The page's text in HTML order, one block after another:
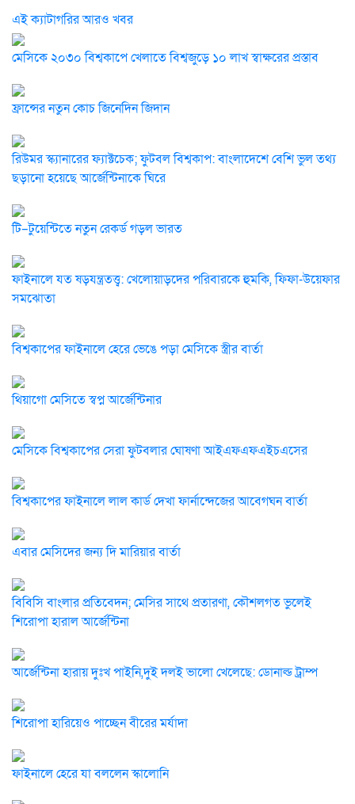
এই ক্যাটাগরির আরও খবর
মেসিকে ২০৩০ বিশ্বকাপে খেলাতে বিশ্বজুড়ে ১০ লাখ স্বাক্ষরের প্রস্তাব
ফ্রান্সের নতুন কোচ জিনেদিন জিদান
রিউমর স্ক্যানারের ফ্যাক্টচেক; ফুটবল বিশ্বকাপ: বাংলাদেশে বেশি ভুল তথ্য
ছড়ানো হয়েছে আর্জেন্টিনাকে ঘিরে
টি–টুয়েন্টিতে নতুন রেকর্ড গড়ল ভারত
ফাইনালে যত ষড়যন্ত্রতত্ত্ব: খেলোয়াড়দের পরিবারকে হুমকি, ফিফা-উয়েফার
সমঝোতা
বিশ্বকাপের ফাইনালে হেরে ভেঙে পড়া মেসিকে স্ত্রীর বার্তা
থিয়াগো মেসিতে স্বপ্ন আর্জেন্টিনার
মেসিকে বিশ্বকাপের সেরা ফুটবলার ঘোষণা আইএফএফএইচএসের
বিশ্বকাপের ফাইনালে লাল কার্ড দেখা ফার্নান্দেজের আবেগঘন বার্তা
এবার মেসিদের জন্য দি মারিয়ার বার্তা
বিবিসি বাংলার প্রতিবেদন; মেসির সাথে প্রতারণা, কৌশলগত ভুলেই
শিরোপা হারাল আর্জেন্টিনা
আর্জেন্টিনা হারায় দুঃখ পাইনি,দুই দলই ভালো খেলেছে: ডোনাল্ড ট্রাম্প
শিরোপা হারিয়েও পাচ্ছেন বীরের মর্যাদা
ফাইনালে হেরে যা বললেন স্কালোনি